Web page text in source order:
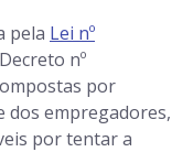
pela Lei nº
nº
por
dos empregadores,
por tentar a